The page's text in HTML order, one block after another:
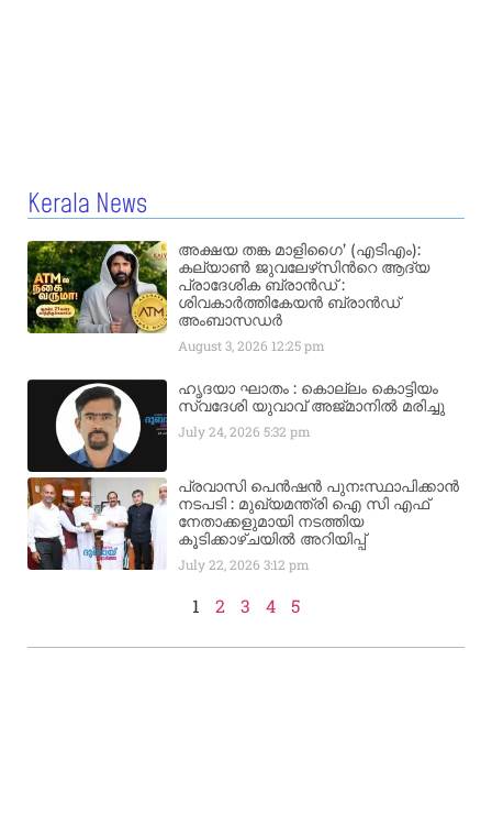
Kerala News
അക്ഷയ തങ്ക മാളിഗൈ’ (എടിഎം):
കല്യാണ്‍ ജുവലേഴ്‌സിന്‍റെ ആദ്യ
പ്രാദേശിക ബ്രാന്‍ഡ് :
ശിവകാര്‍ത്തികേയന്‍ ബ്രാന്‍ഡ്
അംബാസഡര്‍
August 3, 2026 12:25 pm
ഹൃദയാ ഘാതം : കൊല്ലം കൊട്ടിയം
സ്വദേശി യുവാവ് അജ്മാനിൽ മരിച്ചു
July 24, 20265:32 pm
പ്രവാസി പെൻഷൻ പുനഃസ്ഥാപിക്കാൻ
നടപടി : മുഖ്യമന്ത്രി ഐ സി എഫ്
നേതാക്കളുമായി നടത്തിയ
കൂടിക്കാഴ്ചയിൽ അറിയിപ്പ്
July 22, 20263:12 pm
1 2 3 4 5